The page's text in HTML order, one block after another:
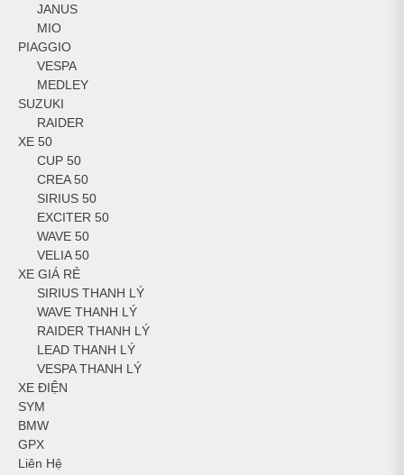
JANUS
MIO
PIAGGIO
VESPA
MEDLEY
SUZUKI
RAIDER
XE 50
CUP 50
CREA 50
SIRIUS 50
EXCITER 50
WAVE 50
VELIA 50
XE GIÁ RẺ
SIRIUS THANH LÝ
WAVE THANH LÝ
RAIDER THANH LÝ
LEAD THANH LÝ
VESPA THANH LÝ
XE ĐIỆN
SYM
BMW
GPX
Liên Hệ